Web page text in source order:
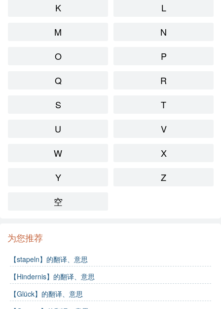
K
L
M
N
O
P
Q
R
S
T
U
V
W
X
Y
Z
空
为您推荐
【stapeln】的翻译、意思
【Hindernis】的翻译、意思
【Glück】的翻译、意思